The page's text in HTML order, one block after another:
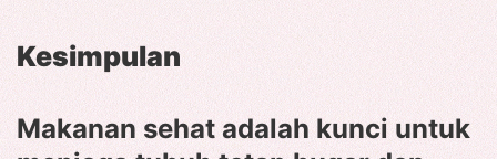
Kesimpulan
Makanan sehat adalah kunci untuk